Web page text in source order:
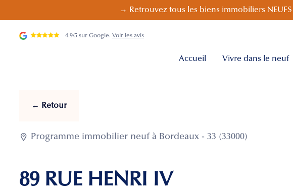
→ Retrouvez tous les biens immobiliers
4.9/5 sur Google. Voir les avis
Accueil Vivre dans le neuf
← Retour
 Programme immobilier neuf à Bordeaux - 33 (33000)
89 RUE HENRI IV